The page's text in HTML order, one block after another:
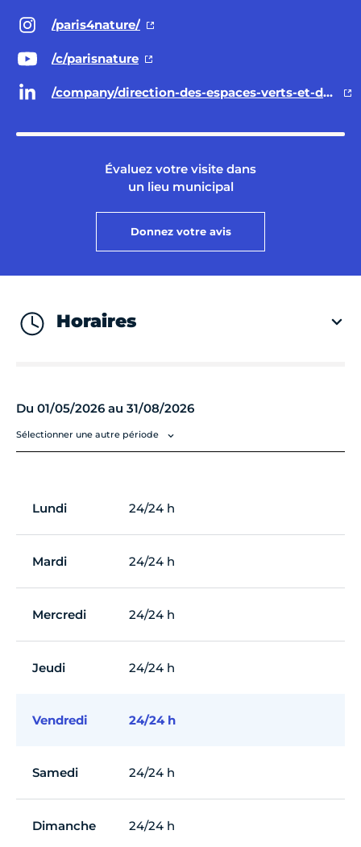
/paris4nature/
/c/parisnature
/company/direction-des-espaces-verts-et-de-l-environnement-ville-de-paris/
Évaluez votre visite dans
un lieu municipal
Donnez votre avis
Horaires
Du 01/05/2026 au 31/08/2026
Sélectionner une autre période
Lundi 24/24 h
Mardi 24/24 h
Mercredi 24/24 h
Jeudi 24/24 h
Vendredi 24/24 h
Samedi 24/24 h
Dimanche 24/24 h